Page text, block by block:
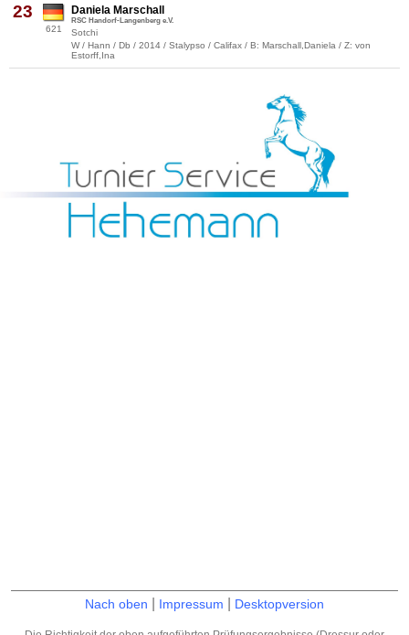
23
621
Daniela Marschall
RSC Handorf-Langenberg e.V.
Sotchi
W / Hann / Db / 2014 / Stalypso / Califax / B: Marschall,Daniela / Z: von
Estorff,Ina
Nach oben Impressum Desktopversion